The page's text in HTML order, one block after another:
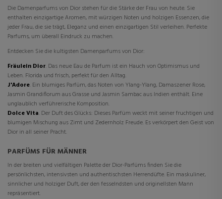
Die Damenparfums von Dior stehen für die Stärke der Frau von heute. Sie
enthalten einzigartige Aromen, mit würzigen Noten und holzigen Essenzen, die
jeder Frau, die sie trägt, Eleganz und einen einzigartigen Stil verleihen. Perfekte
Parfums, um überall Eindruck zu machen.
Entdecken Sie die kultigsten Damenparfums von Dior:
Fräulein Dior. Das neue Eau de Parfum ist ein Hauch von Optimismus und
Leben. Florida und frisch, perfekt für den Alltag.
J'Adore. Ein blumiges Parfüm, das Noten von Ylang-Ylang, Damaszener Rose,
Jasmin Grandiflorum aus Grasse und Jasmin Sambac aus Indien enthält. Eine
unglaublich verführerische Komposition.
Dolce Vita. Der Duft des Glücks: Dieses Parfüm weckt mit seiner fruchtigen und
blumigen Mischung aus Zimt und Zedernholz Freude. Es verkörpert den Geist von
Dior in all seiner Pracht.
PARFÜMS FÜR MÄNNER
In der breiten und vielfältigen Palette der Dior-Parfüms finden Sie die
persönlichsten, intensivsten und authentischsten Herrendüfte. Ein maskuliner,
sinnlicher und holziger Duft, der den fesselndsten und originellsten Mann
repräsentiert.